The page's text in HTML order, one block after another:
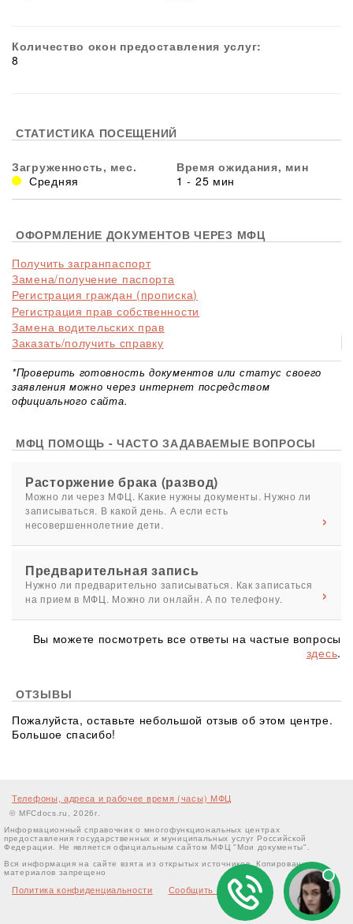
Количество окон предоставления услуг:
8
СТАТИСТИКА ПОСЕЩЕНИЙ
Загруженность, мес.
Средняя
Время ожидания, мин
1 - 25 мин
ОФОРМЛЕНИЕ ДОКУМЕНТОВ ЧЕРЕЗ МФЦ
Получить загранпаспорт
Замена/получение паспорта
Регистрация граждан (прописка)
Регистрация прав собственности
Замена водительских прав
Заказать/получить справку
*Проверить готовность документов или статус своего
заявления можно через интернет посредством
официального сайта.
МФЦ ПОМОЩЬ - ЧАСТО ЗАДАВАЕМЫЕ ВОПРОСЫ
Расторжение брака (развод)
Можно ли через МФЦ. Какие нужны документы. Нужно ли
записываться. В какой день. А если есть
несовершеннолетние дети.
Предварительная запись
Нужно ли предварительно записываться. Как записаться
на прием в МФЦ. Можно ли онлайн. А по телефону.
Вы можете посмотреть все ответы на частые вопросы
здесь.
ОТЗЫВЫ
Пожалуйста, оставьте небольшой отзыв об этом центре.
Большое спасибо!
Телефоны, адреса и рабочее время (часы) МФЦ
© MFCdocs.ru, 2026г.
Информационный справочник о многофункциональных центрах
предоставления государственных и муниципальных услуг Российской
Федерации. Не является официальным сайтом МФЦ "Мои документы".
Вся информация на сайте взята из открытых источников. Копирование
материалов запрещено
Политика конфиденциальности Сообщить об ошибке